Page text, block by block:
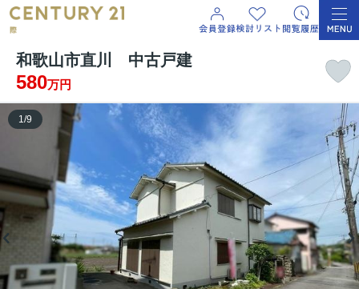
和歌山市直川 中古戸建
580万円
1/9